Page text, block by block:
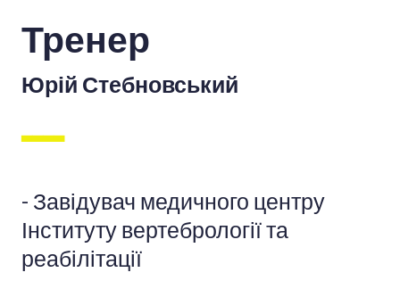
Тренер
Юрій Стебновський
▃▃▃▃
- Завідувач медичного центру
Інституту вертебрології та
реабілітації